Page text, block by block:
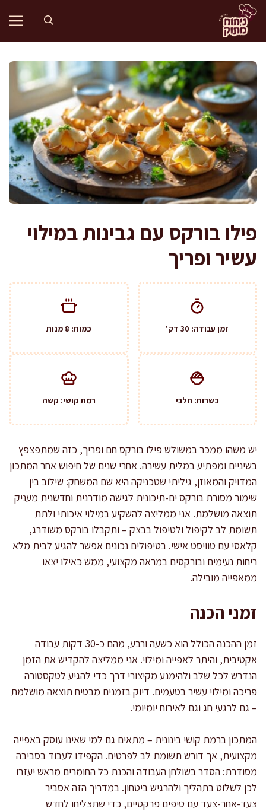
לדלג
לתוכן
פילו בורקס עם גבינות במילוי
עשיר ופריך
זמן עבודה: 30 דק' כמות: 8 מנות
כשרות: חלבי רמת קושי: קשה
יש משהו ממכר במשולש פילו בורקס חם ופריך, כזה שמתפצפץ
בשיניים ומפתיע במלית עשירה. אחרי שנים של חיפוש אחר המתכון
המדויק והמאוזן, גיליתי שטכניקה היא שם המשחק: שילוב בין
שימור מסורת בורקס ים-תיכונית לגישה מודרנית וחדשנית מעניק
תוצאה מושלמת. אני ממליצה להשקיע במילוי איכותי ולתת
תשומת לב לקיפול ולטיפול בבצק – ותקבלו בורקס משודרג,
קלאסי עם טוויסט אישי. בטיפולים נכונים אפשר להגיע לבית מלא
ריחות נעימים ובורקסים במראה מקצועי, ממש כאילו יצאו
ממאפייה מובילה.
זמני הכנה
זמן ההכנה הכולל הוא כשעה ורבע, מהם כ-30 דקות עבודה
אקטיבית, והיתר לאפייה ומילוי. אני ממליצה להקדיש את הזמן
הנדרש לכל שלב ולהימנע מקיצורי דרך כדי להגיע לטקסטורה
פריכה ומילוי עשיר בטעמים. דיוק בזמנים מבטיח תוצאה מושלמת
– גם לרגעי חג וגם לאירוח יומיומי.
המתכון ברמת קושי בינונית – מתאים גם למי שאינו עוסק באפייה
מקצועית, אך דורש תשומת לב לפרטים. הקפידו לעבוד בסביבה
מסודרת: הסדר בשולחן העבודה והכנת כל החומרים מראש יעזרו
לכן לשלוט בתהליך ולהרגיש ביטחון. במדריך הזה אסביר
צעד-אחר-צעד עם טיפים פרקטיים, כדי שתצליחו לחדש